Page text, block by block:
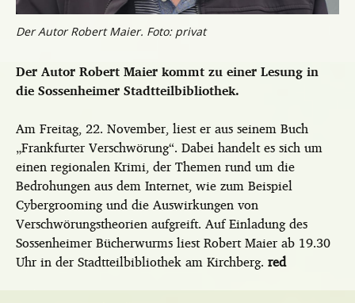
Der Autor Robert Maier. Foto: privat
Der Autor Robert Maier kommt zu einer Lesung in
die Sossenheimer Stadtteilbibliothek.
Am Freitag, 22. November, liest er aus seinem Buch
„Frankfurter Verschwörung“. Dabei handelt es sich um
einen regionalen Krimi, der Themen rund um die
Bedrohungen aus dem Internet, wie zum Beispiel
Cybergrooming und die Auswirkungen von
Verschwörungstheorien aufgreift. Auf Einladung des
Sossenheimer Bücherwurms liest Robert Maier ab 19.30
Uhr in der Stadtteilbibliothek am Kirchberg. red